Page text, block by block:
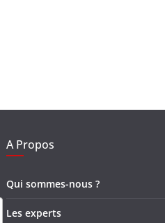
A Propos
Qui sommes-nous ?
Les experts